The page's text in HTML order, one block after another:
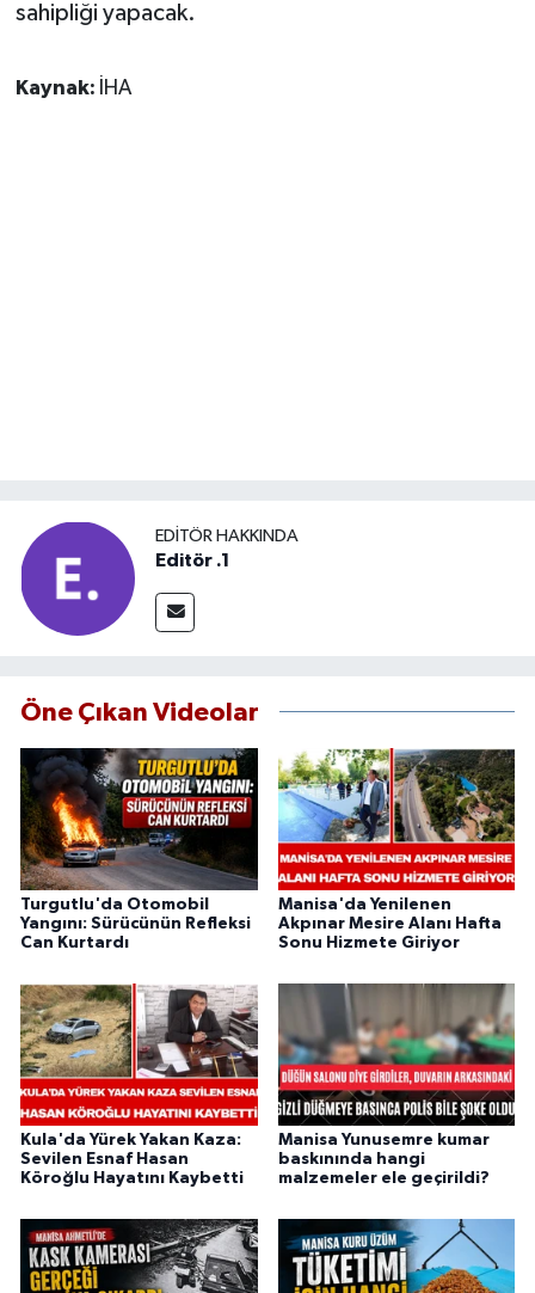
sahipliği yapacak.
Kaynak: İHA
EDITÖR HAKKINDA
Editör .1
Öne Çıkan Videolar
Turgutlu'da Otomobil
Yangını: Sürücünün Refleksi
Can Kurtardı
Manisa'da Yenilenen
Akpınar Mesire Alanı Hafta
Sonu Hizmete Giriyor
Kula'da Yürek Yakan Kaza:
Sevilen Esnaf Hasan
Köroğlu Hayatını Kaybetti
Manisa Yunusemre kumar
baskınında hangi
malzemeler ele geçirildi?